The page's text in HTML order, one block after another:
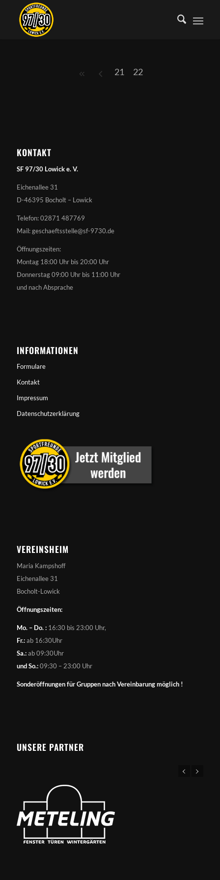
21 22
KONTAKT
SF 97/30 Lowick e. V.
Eichenallee 31
D-46395 Bocholt – Lowick
Telefon: 02871 487769
Mail: geschaeftsstelle@sf-9730.de
Öffnungszeiten:
Montag 18:00 Uhr bis 20:00 Uhr
Donnerstag 09:00 Uhr bis 11:00 Uhr
und nach Absprache
INFORMATIONEN
Formulare
Kontakt
Impressum
Datenschutzerklärung
VEREINSHEIM
Maria Kampshoff
Eichenallee 31
Bocholt-Lowick
Öffnungszeiten:
Mo. – Do. :16:30 bis 23:00 Uhr,
Fr.:ab 16:30Uhr
Sa.:ab 09:30Uhr
und So.:09:30 – 23:00 Uhr
Sonderöffnungen für Gruppen nach Vereinbarung möglich !
UNSERE PARTNER